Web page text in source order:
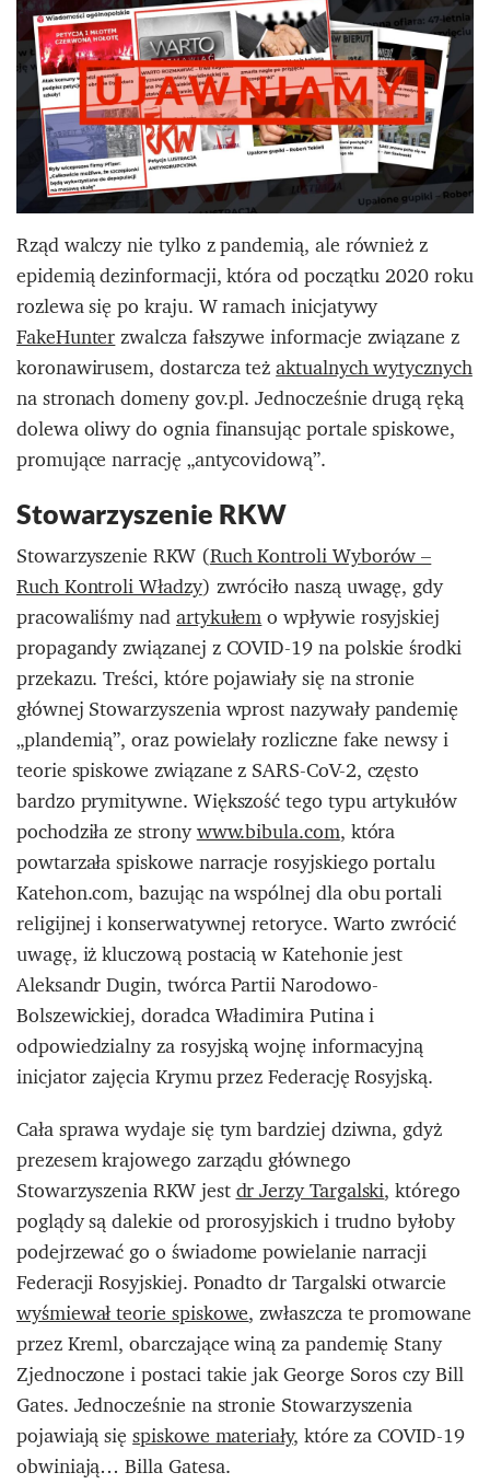
Rząd walczy nie tylko z pandemią, ale również z
epidemią dezinformacji, która od początku 2020 roku
rozlewa się po kraju. W ramach inicjatywy
FakeHunterzwalcza fałszywe informacje związane z
koronawirusem, dostarcza teżaktualnych wytycznych
na stronach domeny gov.pl. Jednocześnie drugą ręką
dolewa oliwy do ognia finansując portale spiskowe,
promujące narrację „antycovidową”.
Stowarzyszenie RKW
Stowarzyszenie RKW (Ruch Kontroli Wyborów –
Ruch Kontroli Władzy) zwróciło naszą uwagę, gdy
pracowaliśmy nadartykułemo wpływie rosyjskiej
propagandy związanej z COVID-19 na polskie środki
przekazu. Treści, które pojawiały się na stronie
głównej Stowarzyszenia wprost nazywały pandemię
„plandemią”, oraz powielały rozliczne fake newsy i
teorie spiskowe związane z SARS-CoV-2, często
bardzo prymitywne. Większość tego typu artykułów
pochodziła ze stronywww.bibula.com, która
powtarzała spiskowe narracje rosyjskiego portalu
Katehon.com, bazując na wspólnej dla obu portali
religijnej i konserwatywnej retoryce. Warto zwrócić
uwagę, iż kluczową postacią w Katehonie jest
Aleksandr Dugin, twórca Partii Narodowo-
Bolszewickiej, doradca Władimira Putina i
odpowiedzialny za rosyjską wojnę informacyjną
inicjator zajęcia Krymu przez Federację Rosyjską.
Cała sprawa wydaje się tym bardziej dziwna, gdyż
prezesem krajowego zarządu głównego
Stowarzyszenia RKW jestdr Jerzy Targalski, którego
poglądy są dalekie od prorosyjskich i trudno byłoby
podejrzewać go o świadome powielanie narracji
Federacji Rosyjskiej. Ponadto dr Targalski otwarcie
wyśmiewał teorie spiskowe, zwłaszcza te promowane
przez Kreml, obarczające winą za pandemię Stany
Zjednoczone i postaci takie jak George Soros czy Bill
Gates. Jednocześnie na stronie Stowarzyszenia
pojawiają sięspiskowe materiały, które za COVID-19
obwiniają… Billa Gatesa.